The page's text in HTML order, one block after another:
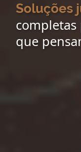
Soluções
completas
que